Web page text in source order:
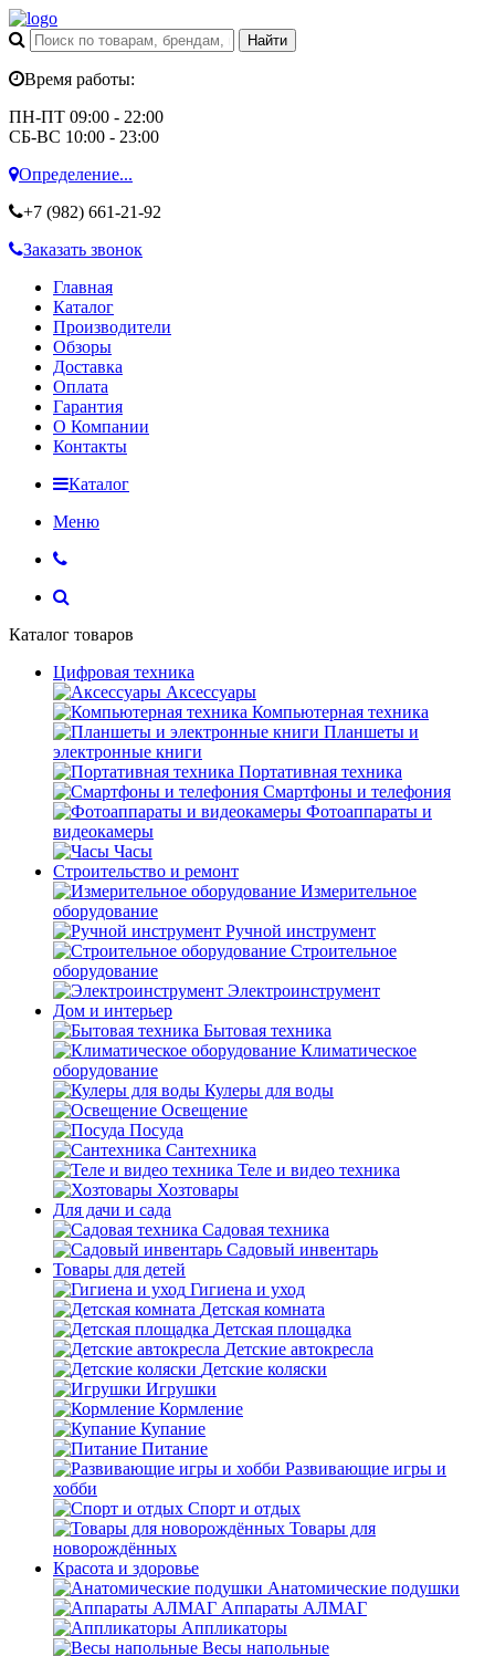
Время работы:
ПН-ПТ 09:00 - 22:00
СБ-ВС 10:00 - 23:00
Определение...
+7 (982) 661-21-92
Заказать звонок
Главная
Каталог
Производители
Обзоры
Доставка
Оплата
Гарантия
О Компании
Контакты
Каталог
Меню
Каталог товаров
Цифровая техника
Аксессуары
Компьютерная техника
Планшеты и
электронные книги
Портативная техника
Смартфоны и телефония
Фотоаппараты и
видеокамеры
Часы
Строительство и ремонт
Измерительное
оборудование
Ручной инструмент
Строительное
оборудование
Электроинструмент
Дом и интерьер
Бытовая техника
Климатическое
оборудование
Кулеры для воды
Освещение
Посуда
Сантехника
Теле и видео техника
Хозтовары
Для дачи и сада
Садовая техника
Садовый инвентарь
Товары для детей
Гигиена и уход
Детская комната
Детская площадка
Детские автокресла
Детские коляски
Игрушки
Кормление
Купание
Питание
Развивающие игры и
хобби
Спорт и отдых
Товары для
новорождённых
Красота и здоровье
Анатомические подушки
Аппараты АЛМАГ
Аппликаторы
Весы напольные